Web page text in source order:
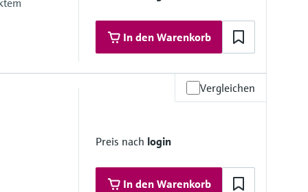
In den Warenkorb
Vergleichen
Preis nach login
In den Warenkorb